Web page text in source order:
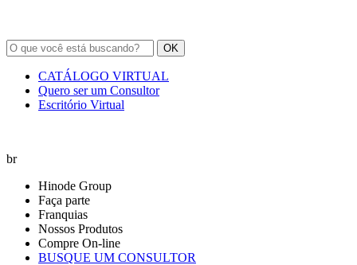
OK
CATÁLOGO VIRTUAL
Quero ser um Consultor
Escritório Virtual
br
Hinode Group
Faça parte
Franquias
Nossos Produtos
Compre On-line
BUSQUE UM CONSULTOR